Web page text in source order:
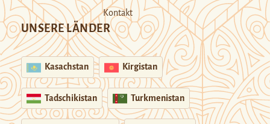
Kontakt
UNSERE LÄNDER
Kasachstan Kirgistan
Tadschikistan Turkmenistan